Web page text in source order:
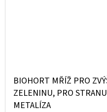
BIOHORT MŘÍŽ PRO
ZELENINU, PRO
METALÍZA